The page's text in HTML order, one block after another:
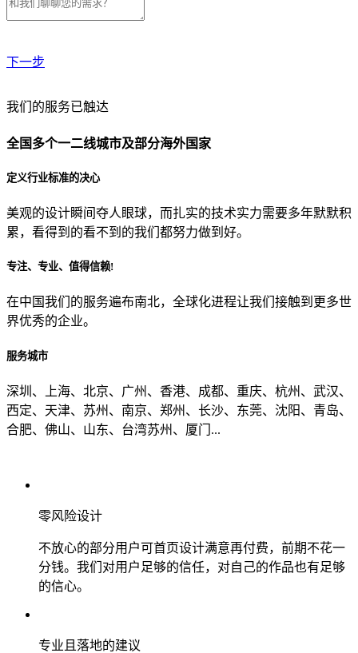
下一步
贵公司预算范围是？
贵公司的团队规模是？
目前主要的营销渠道是？
我们的服务已触达
全国多个一二线城市及部分海外国家
定义行业标准的决心
美观的设计瞬间夺人眼球，而扎实的技术实力需要多年默默积
累，看得到的看不到的我们都努力做到好。
专注、专业、值得信赖!
在中国我们的服务遍布南北，全球化进程让我们接触到更多世
界优秀的企业。
服务城市
深圳、上海、北京、广州、香港、成都、重庆、杭州、武汉、
西定、天津、苏州、南京、郑州、长沙、东莞、沈阳、青岛、
合肥、佛山、山东、台湾苏州、厦门...
零风险设计
不放心的部分用户可首页设计满意再付费，前期不花一
分钱。我们对用户足够的信任，对自己的作品也有足够
的信心。
专业且落地的建议